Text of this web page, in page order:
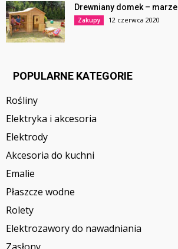
Drewniany domek –
Zakupy 12 czerwca 2020
POPULARNE KATEGORIE
Rośliny
Elektryka i akcesoria
Elektrody
Akcesoria do kuchni
Emalie
Płaszcze wodne
Rolety
Elektrozawory do nawadniania